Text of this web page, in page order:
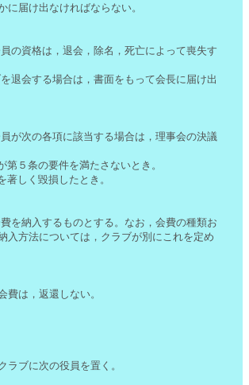
に届け出なければならない。
の資格は，退会，除名，死亡によって喪失す
退会する場合は，書面をもって会長に届け出
が次の各項に該当する場合は，理事会の決議
第５条の要件を満たさないとき。
著しく毀損したとき。
を納入するものとする。なお，会費の種類お
入方法については，クラブが別にこれを定め
は，返還しない。
ブに次の役員を置く。